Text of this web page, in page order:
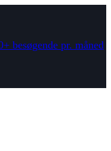
besøgende pr. måned